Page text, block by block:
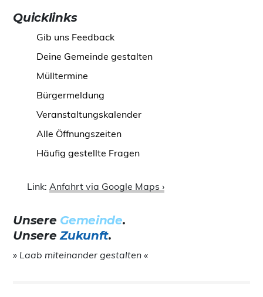
Quicklinks
Gib uns Feedback
Deine Gemeinde gestalten
Mülltermine
Bürgermeldung
Veranstaltungskalender
Alle Öffnungszeiten
Häufig gestellte Fragen
Link:Anfahrt via Google Maps ›
Unsere Gemeinde.
UnsereZukunft.
» Laab miteinander gestalten «